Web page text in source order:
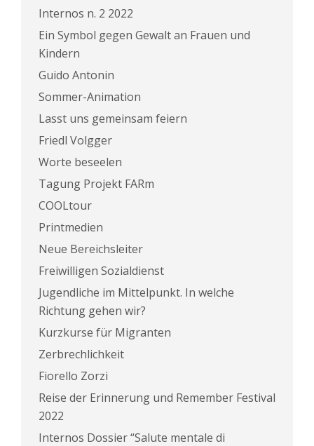
Internos n. 2 2022
Ein Symbol gegen Gewalt an Frauen und
Kindern
Guido Antonin
Sommer-Animation
Lasst uns gemeinsam feiern
Friedl Volgger
Worte beseelen
Tagung Projekt FARm
COOLtour
Printmedien
Neue Bereichsleiter
Freiwilligen Sozialdienst
Jugendliche im Mittelpunkt. In welche
Richtung gehen wir?
Kurzkurse für Migranten
Zerbrechlichkeit
Fiorello Zorzi
Reise der Erinnerung und Remember Festival
2022
Internos Dossier “Salute mentale di